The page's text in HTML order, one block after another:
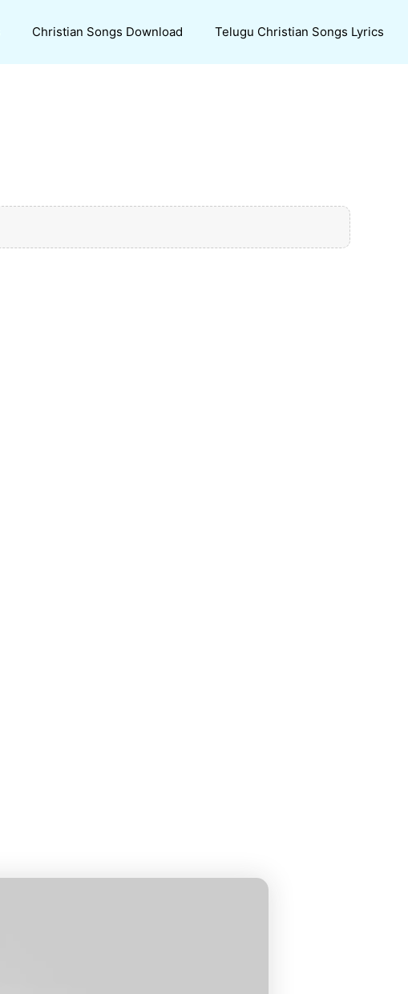
Christian Songs Download Telugu Christian Songs Lyrics